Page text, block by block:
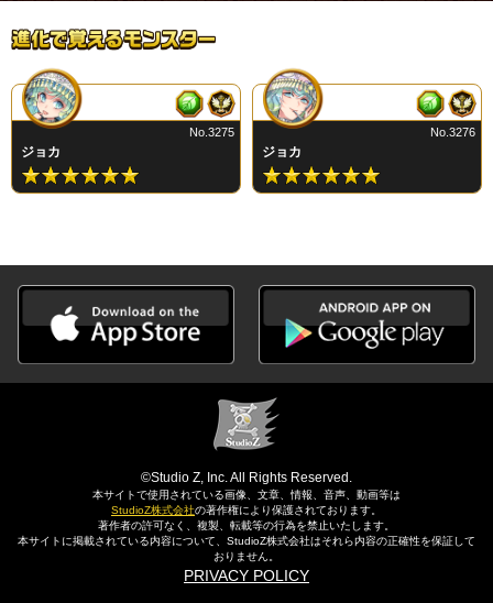
ジョカ
No.3275
ジョカ
No.3276
©Studio Z, Inc. All Rights Reserved.
本サイトで使用されている画像、文章、情報、音声、動画等は
StudioZ株式会社の著作権により保護されております。
著作者の許可なく、複製、転載等の行為を禁止いたします。
本サイトに掲載されている内容について、StudioZ株式会社はそれら内容の正確性を保証して
おりません。
PRIVACY POLICY